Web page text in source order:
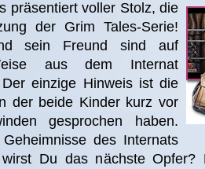
präsentiert voller Stolz, die
der Grim Tales-Serie!
sein Freund sind auf
aus dem Internat
einzige Hinweis ist die
der beide Kinder kurz vor
gesprochen haben.
des Internats
Du das nächste